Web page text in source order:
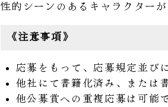
性的シーンのあるキャラクター
《注意事項》
応募をもって、応募規定並び
他社にて書籍化済み、または
他公募賞への重複応募は可能